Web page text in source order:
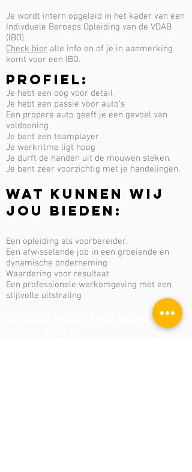
Je wordt intern opgeleid in het kader van een
Indivduele Beroeps Opleiding van de VDAB
(IBO)
Check hier alle info en of je in aanmerking
komt voor een IBO.
PROFIEL:
Je hebt een oog voor detail
Je hebt een passie voor auto's
Een propere auto geeft je een gevoel van
voldoening
Je bent een teamplayer
Je werkritme ligt hoog
Je durft de handen uit de mouwen steken.
Je bent zeer voorzichtig met je handelingen.
WAT KUNNEN WIJ
JOU BIEDEN:
Een opleiding als voorbereider.
Een afwisselende job in een groeiende en
dynamische onderneming
Waardering voor resultaat
Een professionele werkomgeving met een
stijlvolle uitstraling
IS DEZE VACATURE ECHT IETS